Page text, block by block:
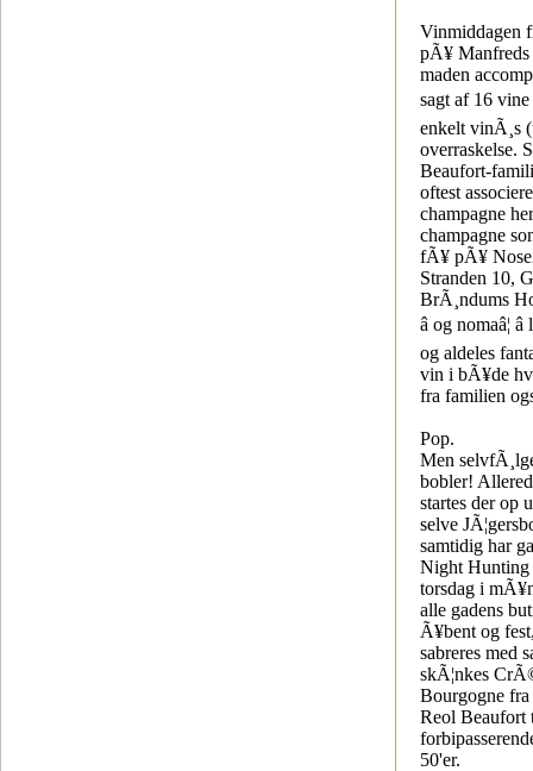
Vinmiddagen
pÃ¥
maden
sagt af 16 vine
enkelt vinÃ¸s
overraskelse.
Beaufort-
oftest
champagne
champagne
fÃ¥ pÃ¥
Stranden 10,
BrÃ¸ndums
â og nomaâ¦
og aldeles
vin i bÃ¥de
fra familien
Pop.
Men
bobler!
startes der op
selve
samtidig har
Night Hunting
torsdag i
alle gadens
Ã¥bent og
sabreres med
skÃ¦nkes
Bourgogne
Reol Beaufort
50'er.